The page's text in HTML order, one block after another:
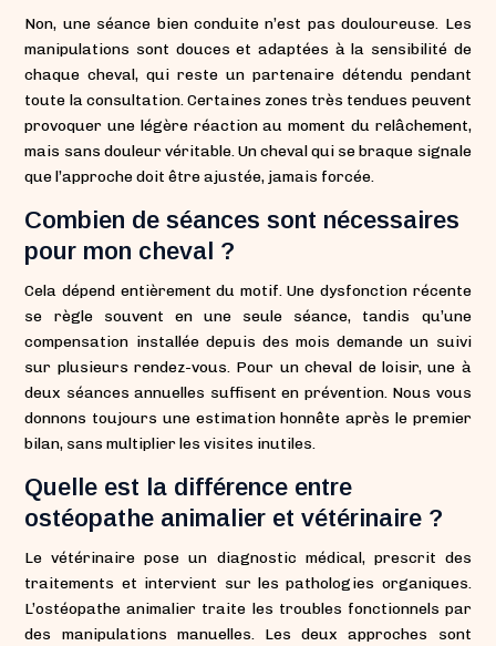
Non, une séance bien conduite n’est pas douloureuse. Les
manipulations sont douces et adaptées à la sensibilité de
chaque cheval, qui reste un partenaire détendu pendant
toute la consultation. Certaines zones très tendues peuvent
provoquer une légère réaction au moment du relâchement,
mais sans douleur véritable. Un cheval qui se braque signale
que l’approche doit être ajustée, jamais forcée.
Combien de séances sont nécessaires
pour mon cheval ?
Cela dépend entièrement du motif. Une dysfonction récente
se règle souvent en une seule séance, tandis qu’une
compensation installée depuis des mois demande un suivi
sur plusieurs rendez-vous. Pour un cheval de loisir, une à
deux séances annuelles suffisent en prévention. Nous vous
donnons toujours une estimation honnête après le premier
bilan, sans multiplier les visites inutiles.
Quelle est la différence entre
ostéopathe animalier et vétérinaire ?
Le vétérinaire pose un diagnostic médical, prescrit des
traitements et intervient sur les pathologies organiques.
L’ostéopathe animalier traite les troubles fonctionnels par
des manipulations manuelles. Les deux approches sont